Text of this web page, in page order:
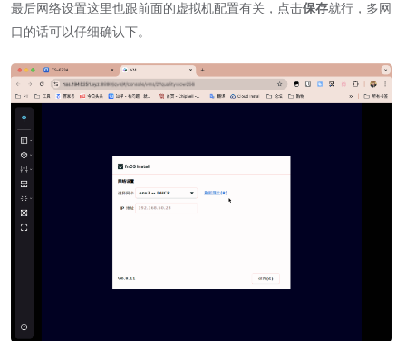
最后网络设置这里也跟前面的虚拟机配置有关，点击保存就行，多网
口的话可以仔细确认下。